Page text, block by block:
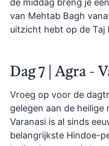
de middag breng je
van Mehtab Bagh
uitzicht hebt op de Taj
Dag 7 | Agra -
Vroeg op voor de
gelegen aan de heilige
Varanasi is al sinds
belangrijkste Hindoe-